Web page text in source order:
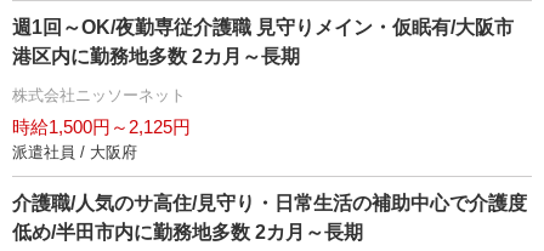
週1回～OK/夜勤専従介護職 見守りメイン・仮眠有/大阪市
港区内に勤務地多数 2カ月～長期
株式会社ニッソーネット
時給1,500円～2,125円
派遣社員 / 大阪府
介護職/人気のサ高住/見守り・日常生活の補助中心で介護度
低め/半田市内に勤務地多数 2カ月～長期